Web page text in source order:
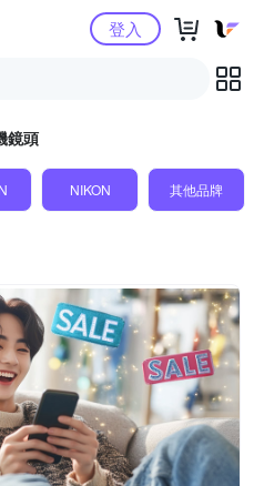
Yahoo購物中心登入
鏡頭
NIKON 其他品牌